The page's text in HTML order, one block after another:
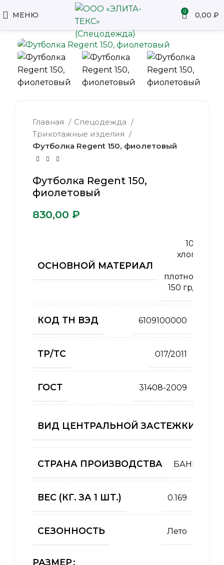
МЕНЮ 0 0,00 ₽
Главная
Спецодежда
Трикотажные изделия
Футболка Regent 150, фиолетовый
Футболка Regent 150,
фиолетовый
₽
ОСНОВНОЙ МАТЕРИАЛ
100%
хлопок
плотность
150 гр/м2
КОД ТН ВЭД 6109100000
ТР/ТС 017/2011
ГОСТ 31408-2009
ВИД ЦЕНТРАЛЬНОЙ ЗАСТЕЖКИ
СТРАНА ПРОИЗВОДСТВА
ВЕС (КГ. ЗА 1 ШТ.) 0.169
СЕЗОННОСТЬ Лето
РАЗМЕР